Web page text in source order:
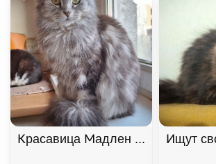
Красавица Мадлен из МурМяу
Ищут